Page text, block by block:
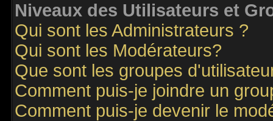
Niveaux des Utilisateurs et
Qui sont les Administrateurs ?
Qui sont les Modérateurs?
Que sont les groupes
Comment puis-je joindre un
Comment puis-je devenir le